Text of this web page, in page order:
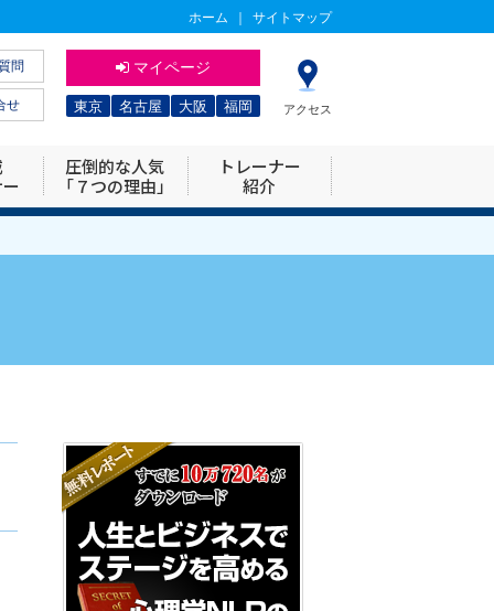
ホーム サイトマップ
問
せ
マイページ
東京 名古屋 大阪 福岡 アクセス
圧倒的な人気
「７つの理由」
トレーナー
紹介